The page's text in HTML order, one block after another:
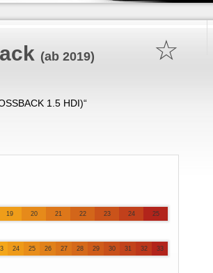
☆
(ab 2019)
1.5 HDI)“
19 20 21 22 23 24 25
24 25 26 27 28 29 30 31 32 33